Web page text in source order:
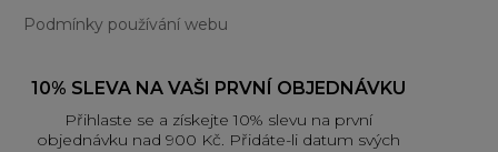
Podmínky používání webu
10% SLEVA NA VAŠI PRVNÍ OBJEDNÁVKU
Přihlaste se a získejte 10% slevu na první
objednávku nad 900 Kč. Přidáte-li datum svých